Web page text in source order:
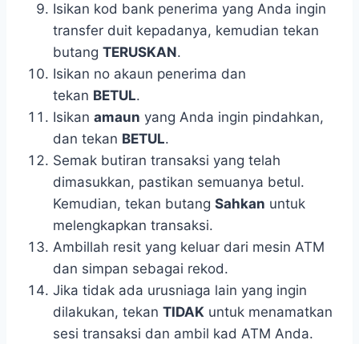
Isikan kod bank penerima yang Anda ingin
transfer duit kepadanya, kemudian tekan
butang TERUSKAN.
Isikan no akaun penerima dan
tekan BETUL.
Isikan amaun yang Anda ingin pindahkan,
dan tekan BETUL.
Semak butiran transaksi yang telah
dimasukkan, pastikan semuanya betul.
Kemudian, tekan butang Sahkan untuk
melengkapkan transaksi.
Ambillah resit yang keluar dari mesin ATM
dan simpan sebagai rekod.
Jika tidak ada urusniaga lain yang ingin
dilakukan, tekan TIDAK untuk menamatkan
sesi transaksi dan ambil kad ATM Anda.